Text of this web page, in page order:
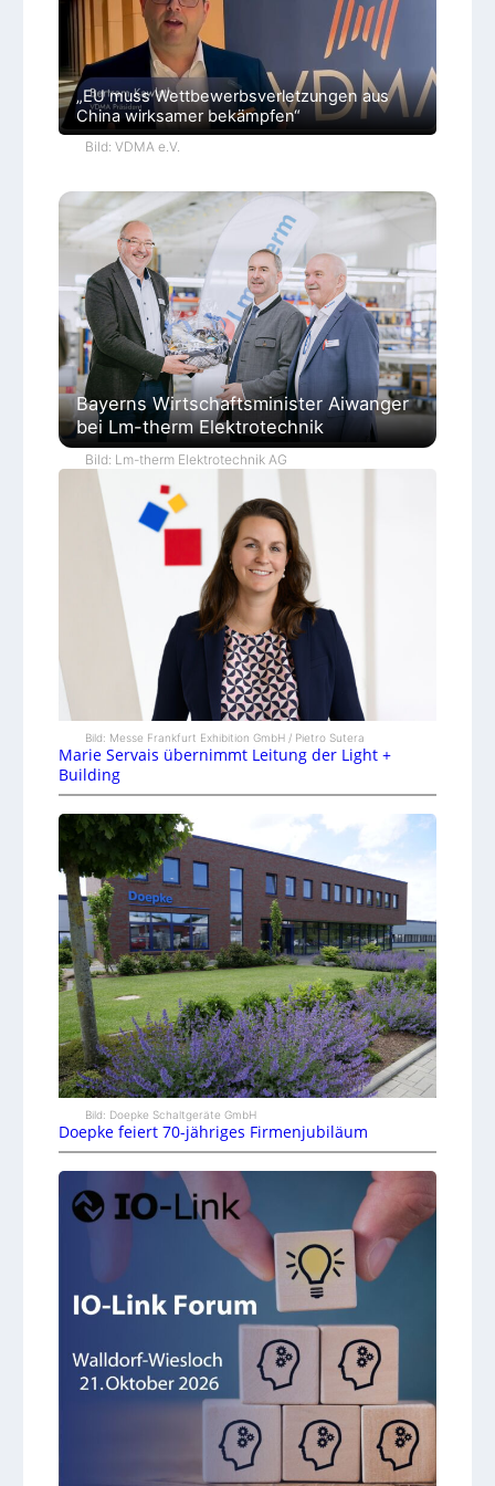
„EU muss Wettbewerbsverletzungen aus
China wirksamer bekämpfen“
Bild: VDMA e.V.
Bayerns Wirtschaftsminister Aiwanger
bei Lm-therm Elektrotechnik
Bild: Lm-therm Elektrotechnik AG
Bild: Messe Frankfurt Exhibition GmbH / Pietro Sutera
Marie Servais übernimmt Leitung der Light +
Building
Bild: Doepke Schaltgeräte GmbH
Doepke feiert 70-jähriges Firmenjubiläum